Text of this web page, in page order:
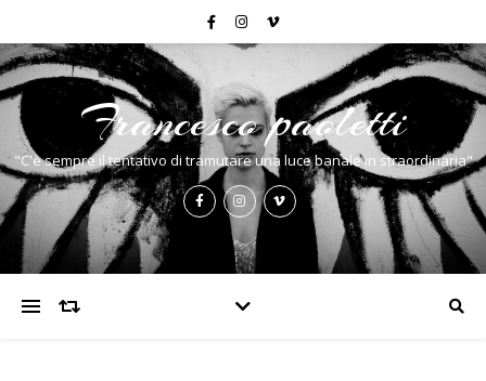
Francesco paoletti
"C'è sempre il tentativo di tramutare una luce banale in straordinaria"